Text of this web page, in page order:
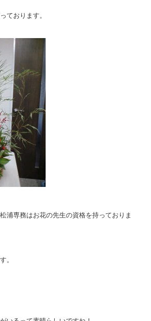
ております。
浦専務はお花の先生の資格を持っておりま
。